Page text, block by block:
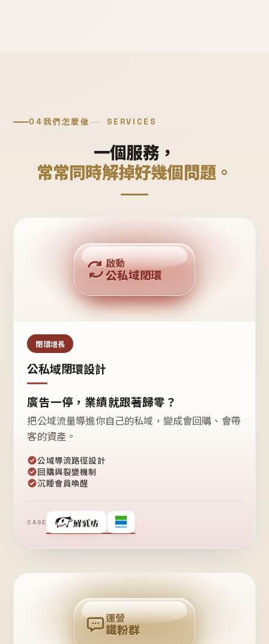
04我們怎麼做 SERVICES
一個服務，
常常同時解掉好幾個問題。
公域流量
私域鐵粉
回購複利
啟動
公私域閉環
閉環增長
公私域閉環設計
廣告一停，業績就跟著歸零？
把公域流量導進你自己的私域，變成會回購、會帶
客的資產。
公域導流路徑設計
回購與裂變機制
沉睡會員喚醒
CASE
❤
粉
回
購
運營
鐵粉群